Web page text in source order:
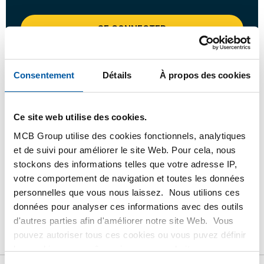
Consentement Détails À propos des cookies
Ce site web utilise des cookies.
MCB Group utilise des cookies fonctionnels, analytiques
et de suivi pour améliorer le site Web. Pour cela, nous
stockons des informations telles que votre adresse IP,
votre comportement de navigation et toutes les données
personnelles que vous nous laissez. Nous utilions ces
données pour analyser ces informations avec des outils
d'autres parties afin d'améliorer notre site Web. Vous
pouvez autoriser tous ces cookies ou vous puvez définir
les cookies vous-même si vous ne souhaitez pas que
SE CONNECTER
Veuillez vous connecter afin de pouvoir passer
commande
Commandez avec vos propres numéros d’articles
Calculez avec les prix MCB actuels
Suivez votre commande avec Track&Trace
Produit Description du produit Liste de prix brut
Téléchargements Caractéristiques